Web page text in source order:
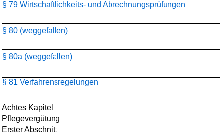
§ 79 Wirtschaftlichkeits- und Abrechnungsprüfungen
§ 80 (weggefallen)
§ 80a (weggefallen)
§ 81 Verfahrensregelungen
Achtes Kapitel
Pflegevergütung
Erster Abschnitt